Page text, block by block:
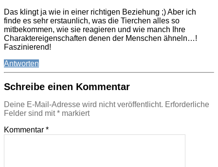
Das klingt ja wie in einer richtigen Beziehung ;) Aber ich
finde es sehr erstaunlich, was die Tierchen alles so
mitbekommen, wie sie reagieren und wie manch Ihre
Charaktereigenschaften denen der Menschen ähneln…!
Faszinierend!
Antworten
Schreibe einen Kommentar
Deine E-Mail-Adresse wird nicht veröffentlicht. Erforderliche
Felder sind mit* markiert
Kommentar *